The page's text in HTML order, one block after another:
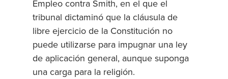
Empleo contra Smith, en el que el
tribunal dictaminó que la cláusula de
libre ejercicio de la Constitución no
puede utilizarse para impugnar una ley
de aplicación general, aunque suponga
una carga para la religión.